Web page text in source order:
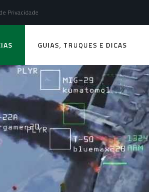
Privacidade
GUIAS, TRUQUES E DICAS